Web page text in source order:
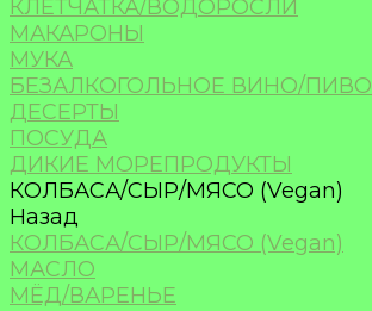
КЛЕТЧАТКА/ВОДОРОСЛИ
МАКАРОНЫ
МУКА
БЕЗАЛКОГОЛЬНОЕ ВИНО/ПИВО
ДЕСЕРТЫ
ПОСУДА
ДИКИЕ МОРЕПРОДУКТЫ
КОЛБАСА/СЫР/МЯСО (Vegan)
Назад
КОЛБАСА/СЫР/МЯСО (Vegan)
МАСЛО
МЁД/ВАРЕНЬЕ